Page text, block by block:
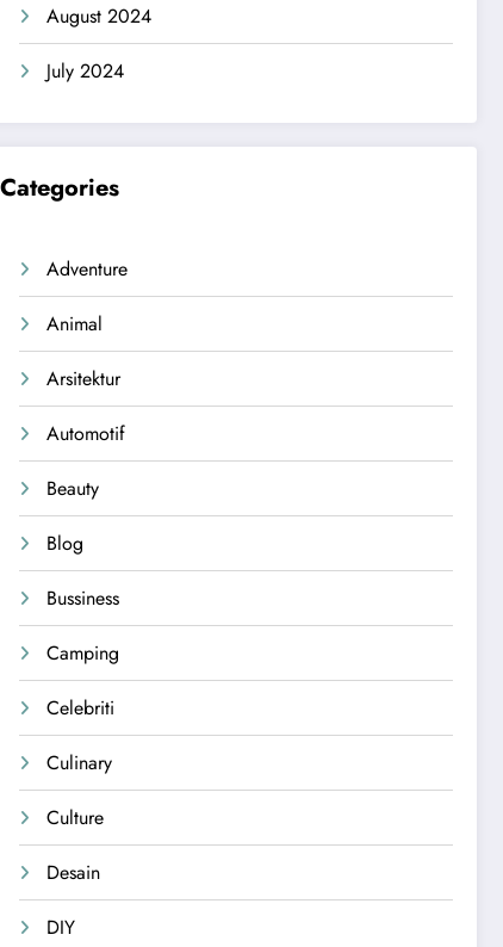
August 2024
July 2024
Categories
Adventure
Animal
Arsitektur
Automotif
Beauty
Blog
Bussiness
Camping
Celebriti
Culinary
Culture
Desain
DIY